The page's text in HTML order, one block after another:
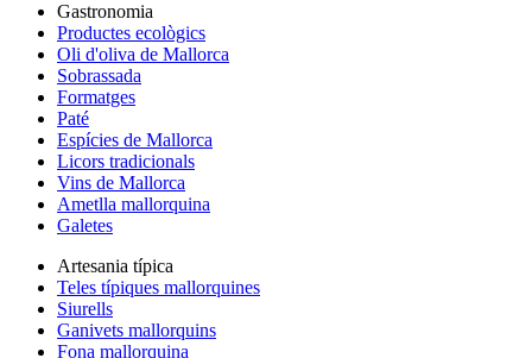
Gastronomia
Productes ecològics
Oli d'oliva de Mallorca
Sobrassada
Formatges
Paté
Espícies de Mallorca
Licors tradicionals
Vins de Mallorca
Ametlla mallorquina
Galetes
Artesania típica
Teles típiques mallorquines
Siurells
Ganivets mallorquins
Fona mallorquina